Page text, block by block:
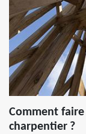
Comment
charpentier ?